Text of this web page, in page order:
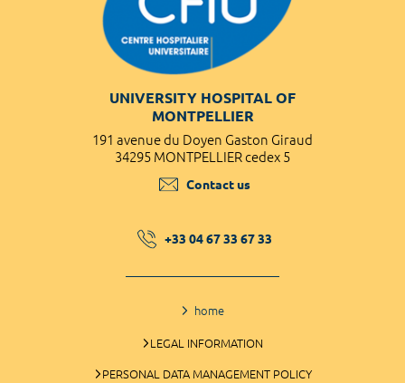
UNIVERSITY HOSPITAL OF
MONTPELLIER
191 avenue du Doyen Gaston Giraud
34295 MONTPELLIER cedex 5
Contact us
+33 04 67 33 67 33
home
LEGAL INFORMATION
PERSONAL DATA MANAGEMENT POLICY